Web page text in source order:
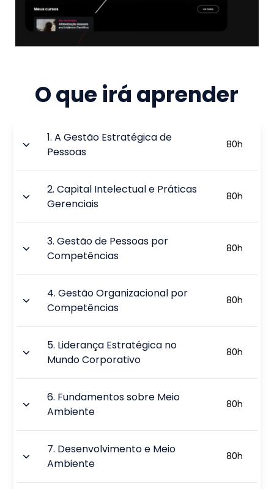
O que irá aprender
1.A Gestão Estratégica de
Pessoas
80h
2.Capital Intelectual e Práticas
Gerenciais
80h
3.Gestão de Pessoas por
Competências
80h
4.Gestão Organizacional por
Competências
80h
5. Liderança Estratégica no
Mundo Corporativo
80h
6. Fundamentos sobre Meio
Ambiente
80h
7. Desenvolvimento e Meio
Ambiente
80h